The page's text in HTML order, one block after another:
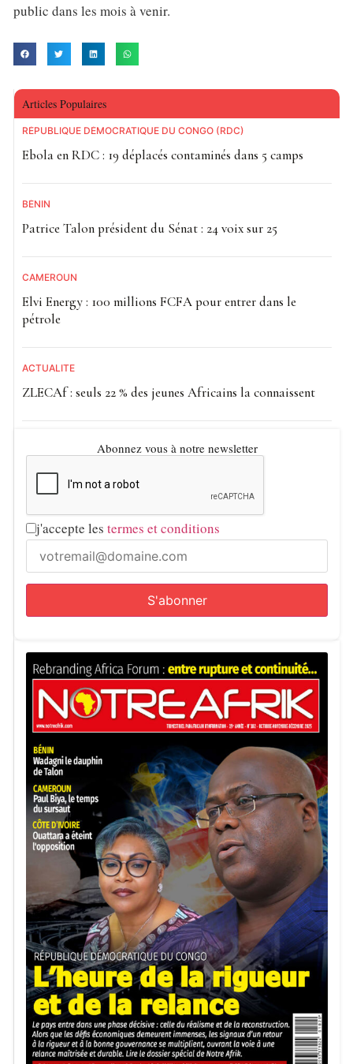
public dans les mois à venir.
Articles Populaires
RÉPUBLIQUE DÉMOCRATIQUE DU CONGO (RDC)
Ebola en RDC : 19 déplacés contaminés dans 5 camps
BÉNIN
Patrice Talon président du Sénat : 24 voix sur 25
CAMEROUN
Elvi Energy : 100 millions FCFA pour entrer dans le
pétrole
ACTUALITE
ZLECAf : seuls 22 % des jeunes Africains la connaissent
Abonnez vous à notre newsletter
j'accepte les termes et conditions